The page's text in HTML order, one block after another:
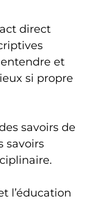
direct
et
si propre
savoirs de
savoirs
l’éducation